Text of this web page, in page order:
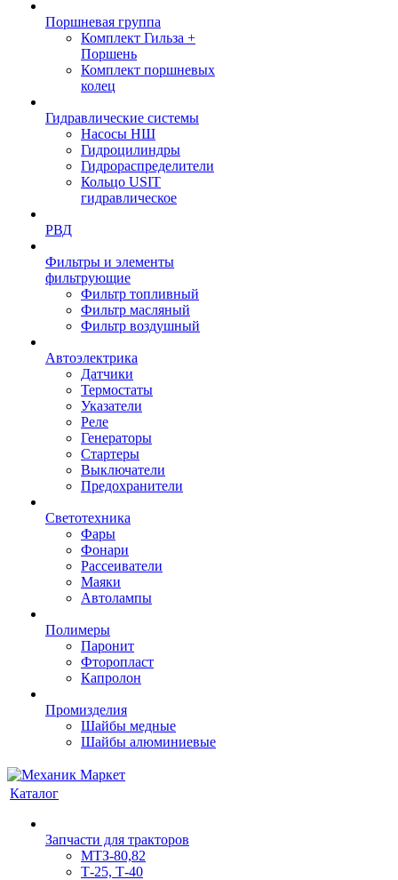
Поршневая группа
Комплект Гильза +
Поршень
Комплект поршневых
колец
Гидравлические системы
Насосы НШ
Гидроцилиндры
Гидрораспределители
Кольцо USIT
гидравлическое
РВД
Фильтры и элементы
фильтрующие
Фильтр топливный
Фильтр масляный
Фильтр воздушный
Автоэлектрика
Датчики
Термостаты
Указатели
Реле
Генераторы
Стартеры
Выключатели
Предохранители
Светотехника
Фары
Фонари
Рассеиватели
Маяки
Автолампы
Полимеры
Паронит
Фторопласт
Капролон
Промизделия
Шайбы медные
Шайбы алюминиевые
Каталог
Запчасти для тракторов
МТЗ-80,82
Т-25, Т-40